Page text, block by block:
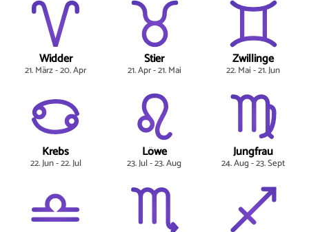
Widder
21. März - 20. Apr
Stier
21. Apr - 21. Mai
Zwillinge
22. Mai - 21. Jun
Krebs
22. Jun - 22. Jul
Löwe
23. Jul - 23. Aug
Jungfrau
24. Aug - 23. Sept